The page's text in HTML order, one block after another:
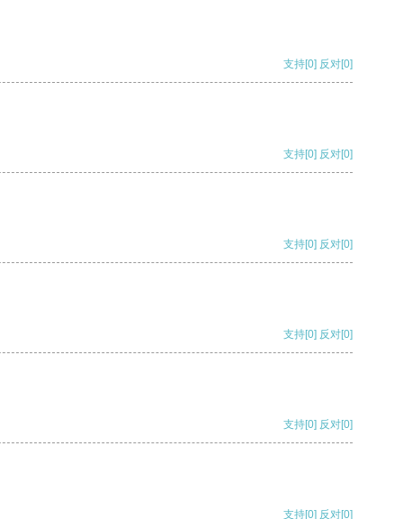
支持[0] 反对[0]
支持[0] 反对[0]
支持[0] 反对[0]
支持[0] 反对[0]
支持[0] 反对[0]
支持[0] 反对[0]